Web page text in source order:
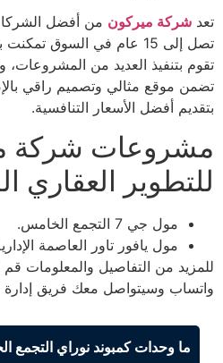
تعد شركة ميركون من أفضل
تصل إلى 15 عام في السوق
تقوم بتنفيذ العديد من المشروعات،
تضمن موقع مثالي وتصميم راقي
بتقديم أفضل الأسعار التنافسية.
مشروعات شركة
للتطوير العقاري
مول جي 7 التجمع الخامس.
مول يافور تاور العاصمة
للمزيد من التفاصيل والمعلومات قم
واتساب وسيتواصل معك فريق إدارة
ما وحدات كمبوند نوراي التجمع